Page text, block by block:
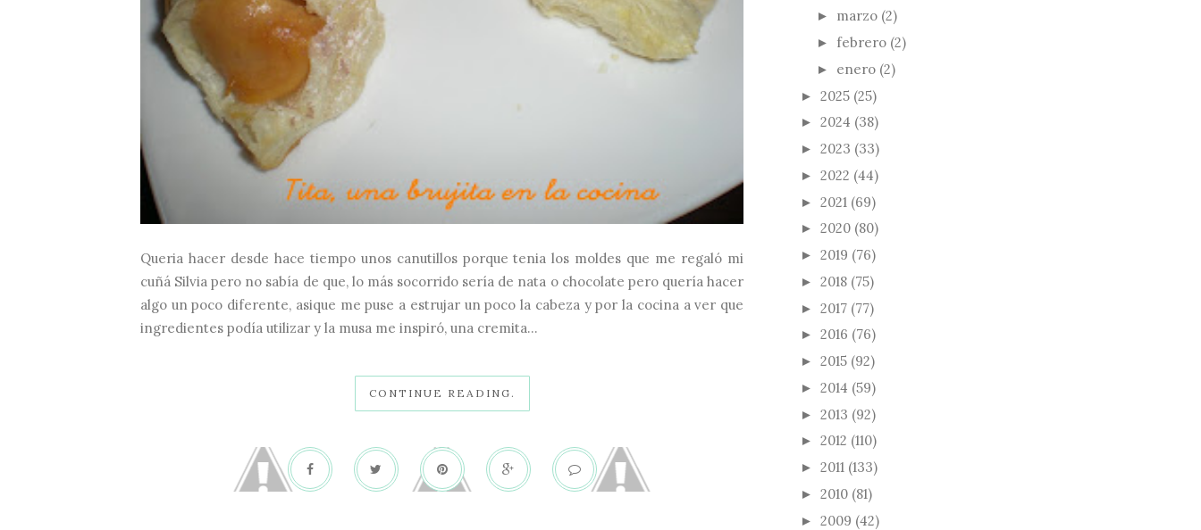
Queria hacer desde hace tiempo unos canutillos porque tenia los moldes que me regaló mi
cuñá Silvia pero no sabía de que, lo más socorrido sería de nata o chocolate pero quería hacer
algo un poco diferente, asique me puse a estrujar un poco la cabeza y por la cocina a ver que
ingredientes podía utilizar y la musa me inspiró, una cremita...
CONTINUE READING.
► marzo (2)
► febrero (2)
► enero (2)
► 2025 (25)
► 2024 (38)
► 2023 (33)
► 2022 (44)
► 2021 (69)
► 2020 (80)
► 2019 (76)
► 2018 (75)
► 2017 (77)
► 2016 (76)
► 2015 (92)
► 2014 (59)
► 2013 (92)
► 2012 (110)
► 2011 (133)
► 2010 (81)
► 2009 (42)